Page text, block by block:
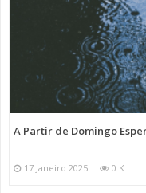
A Partir de Domingo
17 Janeiro 2025 0 K